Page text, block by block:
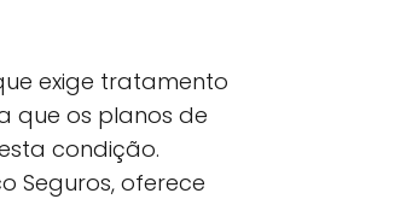
exige tratamento
que os planos de
condição.
Seguros, oferece